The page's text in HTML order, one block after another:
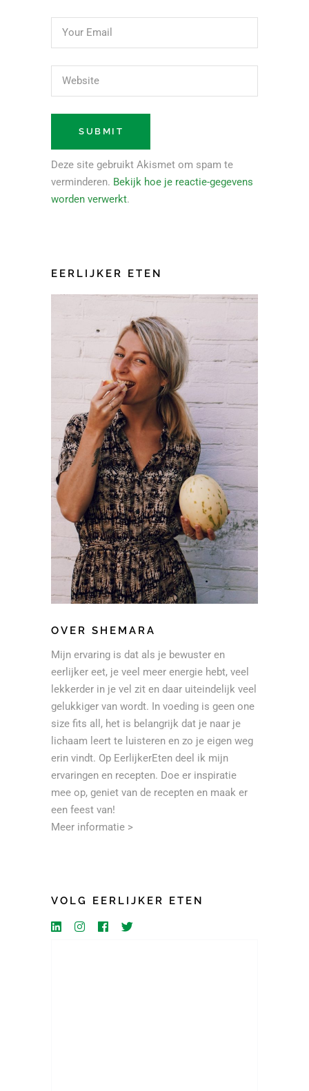
Deze site gebruikt Akismet om spam te
verminderen. Bekijk hoe je reactie-gegevens
worden verwerkt.
EERLIJKER ETEN
OVER SHEMARA
Mijn ervaring is dat als je bewuster en
eerlijker eet, je veel meer energie hebt, veel
lekkerder in je vel zit en daar uiteindelijk veel
gelukkiger van wordt. In voeding is geen one
size fits all, het is belangrijk dat je naar je
lichaam leert te luisteren en zo je eigen weg
erin vindt. Op EerlijkerEten deel ik mijn
ervaringen en recepten. Doe er inspiratie
mee op, geniet van de recepten en maak er
een feest van!
Meer informatie >
VOLG EERLIJKER ETEN